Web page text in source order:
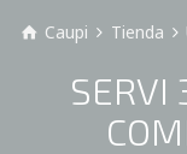
Caupi Tienda
SERVI